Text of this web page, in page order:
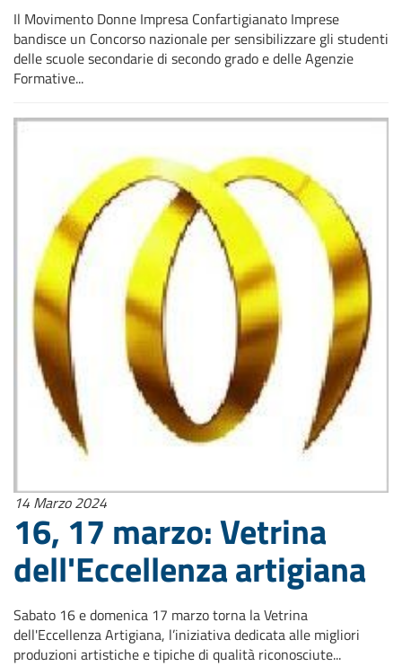
Il Movimento Donne Impresa Confartigianato Imprese
bandisce un Concorso nazionale per sensibilizzare gli studenti
delle scuole secondarie di secondo grado e delle Agenzie
Formative...
14 Marzo 2024
16, 17 marzo: Vetrina
dell'Eccellenza artigiana
Sabato 16 e domenica 17 marzo torna la Vetrina
dell'Eccellenza Artigiana, l’iniziativa dedicata alle migliori
produzioni artistiche e tipiche di qualità riconosciute...